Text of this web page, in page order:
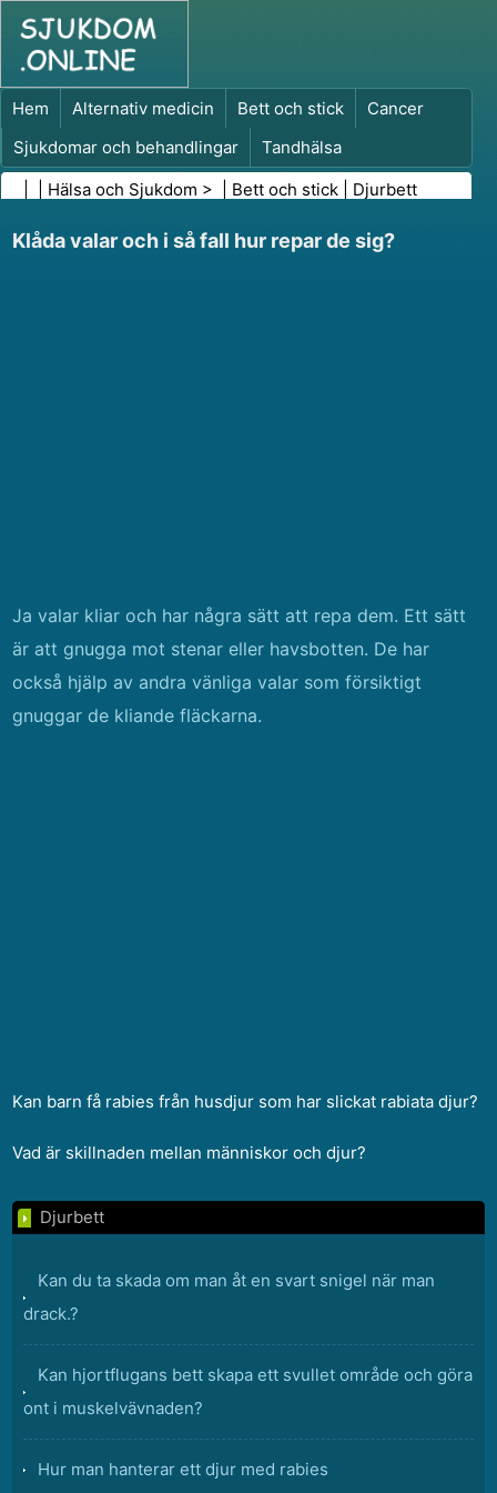
Hem Alternativ medicin Bett och stick
Cancer
Sjukdomar och behandlingar
Tandhälsa
Kost och näring
Familjehälsa
Hälsa och Sjukdom > | Bett och stick Djurbett
Klåda valar och i så fall hur repar de sig?
Ja valar kliar och har några sätt att repa dem. Ett sätt
är att gnugga mot stenar eller havsbotten. De har
också hjälp av andra vänliga valar som försiktigt
gnuggar de kliande fläckarna.
Kan barn få rabies från husdjur som har slickat rabiata djur?
Vad är skillnaden mellan människor och djur?
Djurbett
Kan du ta skada om man åt en svart snigel när man
drack.?
Kan hjortflugans bett skapa ett svullet område och göra
ont i muskelvävnaden?
Hur man hanterar ett djur med rabies